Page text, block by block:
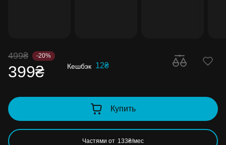
499₴ -20%
399₴ Кешбэк 12₴
Купить
Частями от 133₴/мес